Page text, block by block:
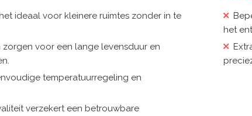
ideaal voor kleinere ruimtes zonder in te
voor een lange levensduur en
temperatuurregeling en
verzekert een betrouwbare
het